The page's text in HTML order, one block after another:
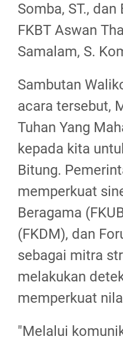
Somba, ST.,
FKBT Aswan
Samalam, S.
Sambutan
acara tersebut,
Tuhan Yang
kepada kita
Bitung.
memperkuat
Beragama
(FKDM), dan
sebagai mitra
melakukan
memperkuat
"Melalui